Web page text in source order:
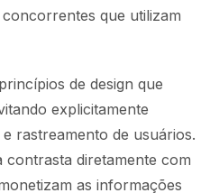
que utilizam
de design que
explicitamente
rastreamento de usuários.
contrasta diretamente com
as informações